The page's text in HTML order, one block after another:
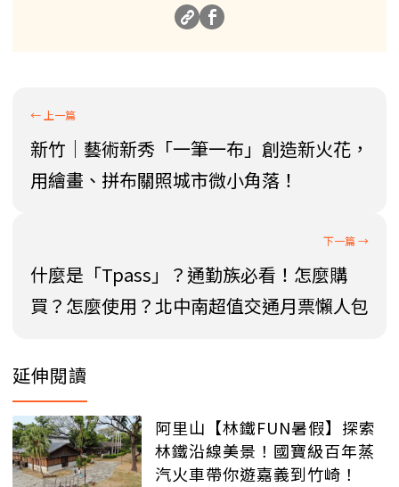
新竹│藝術新秀「一筆一布」創造新火花，
用繪畫、拼布關照城市微小角落！
什麼是「Tpass」？通勤族必看！怎麼購
買？怎麼使用？北中南超值交通月票懶人包
延伸閱讀
阿里山【林鐵FUN暑假】探索
林鐵沿線美景！國寶級百年蒸
汽火車帶你遊嘉義到竹崎！